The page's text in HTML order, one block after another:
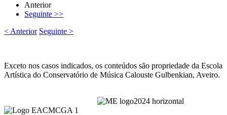
Anterior
Seguinte >>
< Anterior Seguinte >
Exceto nos casos indicados, os conteúdos são propriedade da Escola
Artística do Conservatório de Música Calouste Gulbenkian, Aveiro.